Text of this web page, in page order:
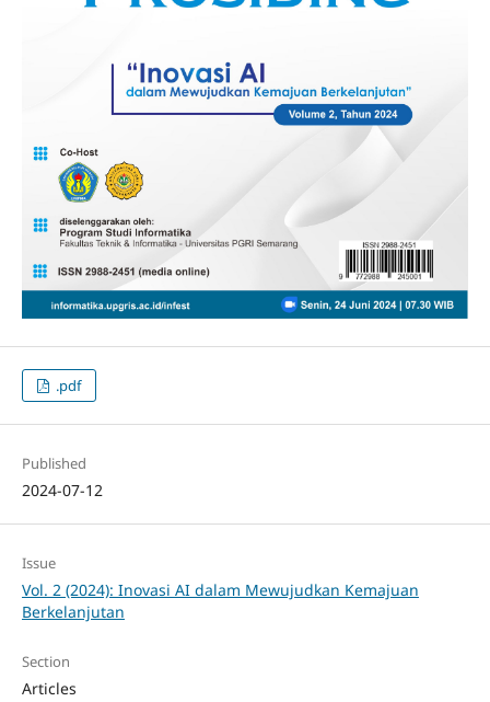
.pdf
Published
2024-07-12
Issue
Vol. 2 (2024): Inovasi AI dalam Mewujudkan Kemajuan
Berkelanjutan
Section
Articles